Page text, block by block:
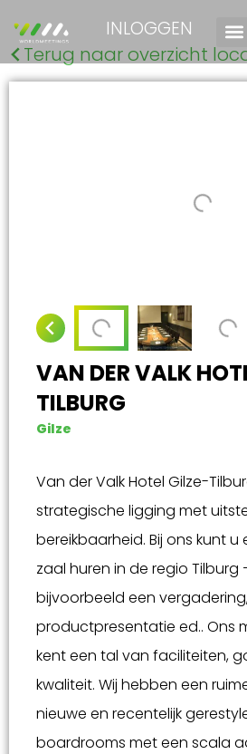
INLOGGEN
Terug naar overzicht
VAN DER VALK
TILBURG
Gilze
Van der Valk Hotel Gilze-
strategische ligging met
bereikbaarheid. Bij ons kunt u
zaal huren in de regio Tilburg
bijvoorbeeld een
productpresentatie ed.. Ons
kent een tal van faciliteiten,
kwaliteit. Wij hebben een
nieuwe en recentelijk
boardrooms met een scala